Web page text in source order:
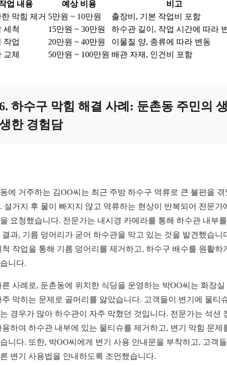
업 내용 예상 비용
비고
막힘 제거 5만원 ~ 10만원
출장비, 기본 작업비 포함
세척
15만원 ~ 30만원
하수관 길이, 작업 시간에 따라
작업
20만원 ~ 40만원
이물질 양, 종류에 따라 변동
교체
50만원 ~ 100만원 배관 자재, 인건비 포함
하수구 막힘 해결 사례: 둔촌동 주민의
한 경험담
에 거주하는 김OO씨는 최근 주방 하수구 역류로 큰 불편을 겪
설거지 후 물이 빠지지 않고 역류하는 현상이 반복되어 전문가
요청했습니다. 전문가는 내시경 카메라를 통해 하수관 내부
결과, 기름 덩어리가 굳어 하수관을 막고 있는 것을 발견했습니
척 작업을 통해 기름 덩어리를 제거하고, 하수구 배수를 원활하
니다.
른 사례로, 둔촌동에 위치한 식당을 운영하는 박OO씨는 화장실
주 막히는 문제로 골머리를 앓았습니다. 고객들이 변기에 물티
경우가 많아 하수관이 자주 막혔던 것입니다. 전문가는 석션
용하여 하수관 내부에 있는 물티슈를 제거하고, 변기 막힘 문제
니다. 또한, 박OO씨에게 변기 사용 안내문을 부착하고, 고객
변기 사용법을 안내하도록 조언했습니다.